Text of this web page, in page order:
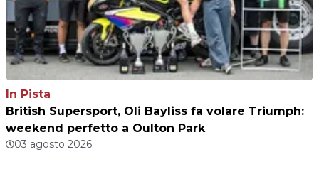
In Pista
British Supersport, Oli Bayliss fa volare Triumph:
weekend perfetto a Oulton Park
03 agosto 2026